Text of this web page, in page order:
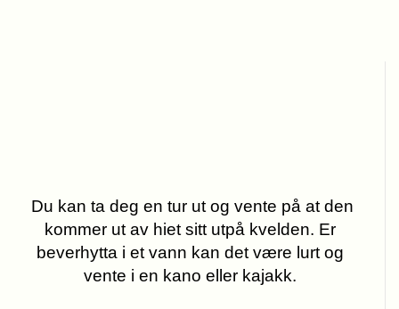
Du kan ta deg en tur ut og vente på at den
kommer ut av hiet sitt utpå kvelden. Er
beverhytta i et vann kan det være lurt og
vente i en kano eller kajakk.